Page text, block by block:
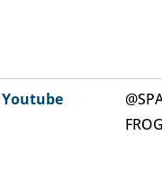
Youtube